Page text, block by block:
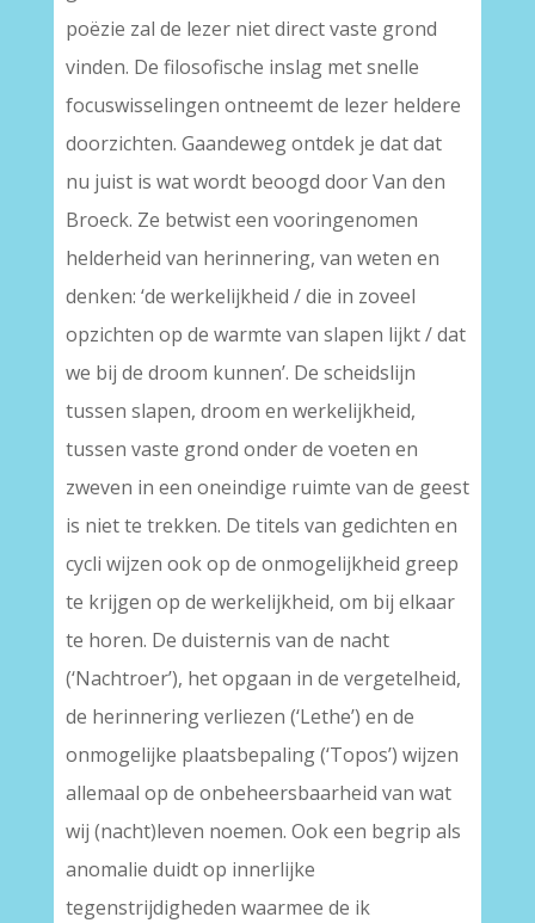
poëzie zal de lezer niet direct vaste grond
vinden. De filosofische inslag met snelle
focuswisselingen ontneemt de lezer heldere
doorzichten. Gaandeweg ontdek je dat dat
nu juist is wat wordt beoogd door Van den
Broeck. Ze betwist een vooringenomen
helderheid van herinnering, van weten en
denken: ‘de werkelijkheid / die in zoveel
opzichten op de warmte van slapen lijkt / dat
we bij de droom kunnen’. De scheidslijn
tussen slapen, droom en werkelijkheid,
tussen vaste grond onder de voeten en
zweven in een oneindige ruimte van de geest
is niet te trekken. De titels van gedichten en
cycli wijzen ook op de onmogelijkheid greep
te krijgen op de werkelijkheid, om bij elkaar
te horen. De duisternis van de nacht
(‘Nachtroer’), het opgaan in de vergetelheid,
de herinnering verliezen (‘Lethe’) en de
onmogelijke plaatsbepaling (‘Topos’) wijzen
allemaal op de onbeheersbaarheid van wat
wij (nacht)leven noemen. Ook een begrip als
anomalie duidt op innerlijke
tegenstrijdigheden waarmee de ik